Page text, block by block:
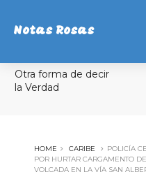
Notas Rosas
Otra forma de decir
la Verdad
HOME CARIBE
POLICÍA
POR HURTAR CARGAMENTO
VOLCADA EN LA VÍA SAN